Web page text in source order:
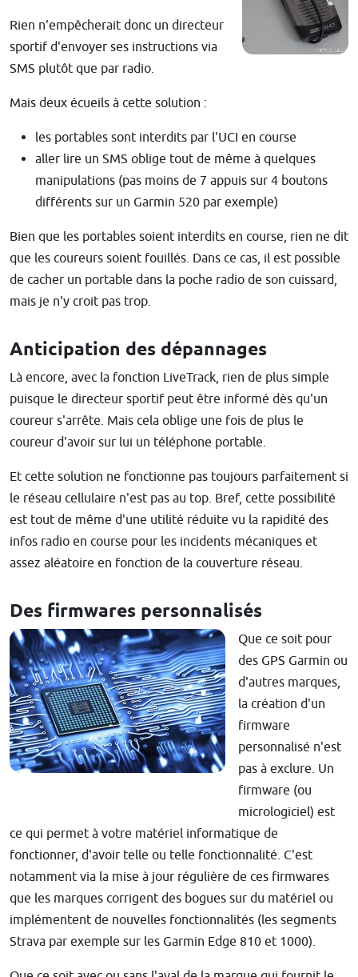
Rien n'empêcherait donc un directeur
sportif d'envoyer ses instructions via
SMS plutôt que par radio.
Mais deux écueils à cette solution :
les portables sont interdits par l'UCI en course
aller lire un SMS oblige tout de même à quelques
manipulations (pas moins de 7 appuis sur 4 boutons
différents sur un Garmin 520 par exemple)
Bien que les portables soient interdits en course, rien ne dit
que les coureurs soient fouillés. Dans ce cas, il est possible
de cacher un portable dans la poche radio de son cuissard,
mais je n'y croit pas trop.
Anticipation des dépannages
Là encore, avec la fonction LiveTrack, rien de plus simple
puisque le directeur sportif peut être informé dès qu'un
coureur s'arrête. Mais cela oblige une fois de plus le
coureur d'avoir sur lui un téléphone portable.
Et cette solution ne fonctionne pas toujours parfaitement si
le réseau cellulaire n'est pas au top. Bref, cette possibilité
est tout de même d'une utilité réduite vu la rapidité des
infos radio en course pour les incidents mécaniques et
assez aléatoire en fonction de la couverture réseau.
Des firmwares personnalisés
Que ce soit pour
des GPS Garmin ou
d'autres marques,
la création d'un
firmware
personnalisé n'est
pas à exclure. Un
firmware (ou
micrologiciel) est
ce qui permet à votre matériel informatique de
fonctionner, d'avoir telle ou telle fonctionnalité. C'est
notamment via la mise à jour régulière de ces firmwares
que les marques corrigent des bogues sur du matériel ou
implémentent de nouvelles fonctionnalités (les segments
Strava par exemple sur les Garmin Edge 810 et 1000).